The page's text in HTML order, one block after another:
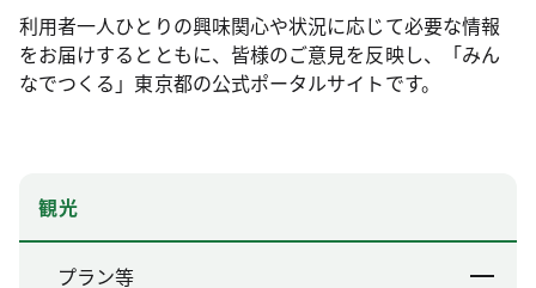
利用者一人ひとりの興味関心や状況に応じて必要な情報
をお届けするとともに、皆様のご意見を反映し、「みん
なでつくる」東京都の公式ポータルサイトです。
観光
プラン等